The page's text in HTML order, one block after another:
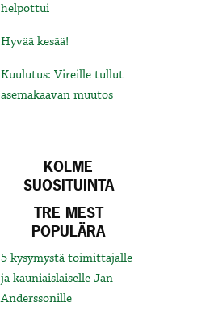
helpottui
Hyvää kesää!
Kuulutus: Vireille tullut
asemakaavan muutos
KOLME
SUOSITUINTA
TRE MEST
POPULÄRA
5 kysymystä toimittajalle
ja kauniaislaiselle Jan
Anderssonille